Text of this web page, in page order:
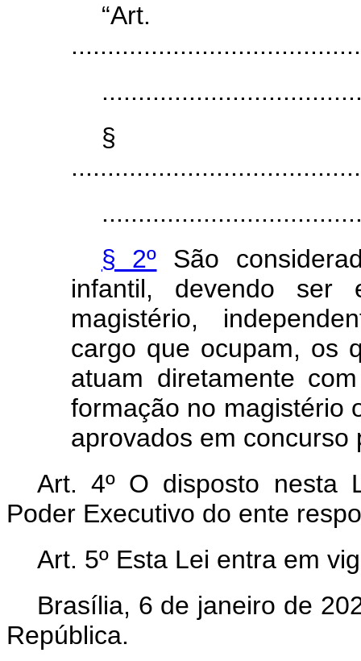
§
§ 2º São
infantil, devendo ser
magistério,
cargo que ocupam, os
atuam diretamente
formação no magistério
aprovados em concurso
Art. 4º O disposto nesta
Poder Executivo do ente
Art. 5º Esta Lei entra em
Brasília, 6 de janeiro de
República.